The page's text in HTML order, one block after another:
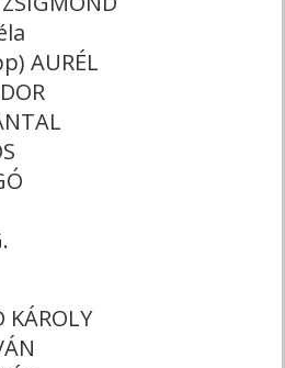
AURÉL
KÁROLY